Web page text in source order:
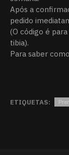
Após a
pedido
(O código é
tibia).
Para saber
ETIQUETAS: